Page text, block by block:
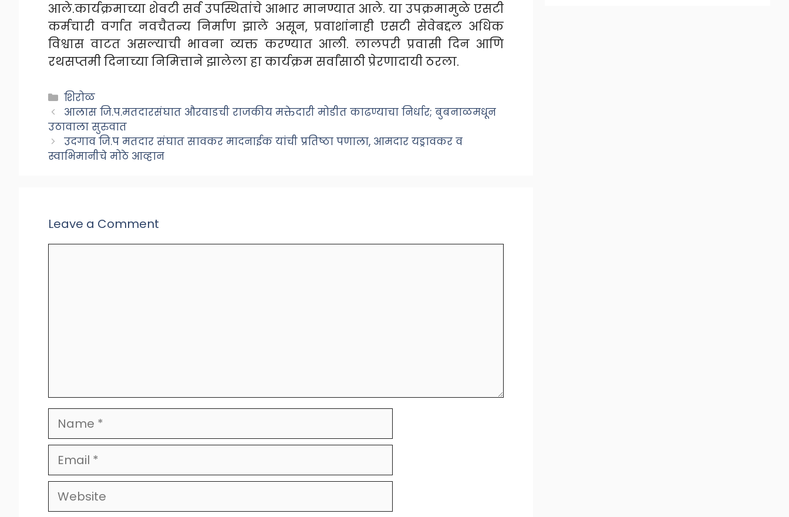
आले.कार्यक्रमाच्या शेवटी सर्व उपस्थितांचे आभार मानण्यात आले. या उपक्रमामुळे एसटी
कर्मचारी वर्गात नवचैतन्य निर्माण झाले असून, प्रवाशांनाही एसटी सेवेबद्दल अधिक
विश्वास वाटत असल्याची भावना व्यक्त करण्यात आली. लालपरी प्रवासी दिन आणि
रथसप्तमी दिनाच्या निमित्ताने झालेला हा कार्यक्रम सर्वांसाठी प्रेरणादायी ठरला.
Categories
शिरोळ
आलास जि.प.मतदारसंघात औरवाडची राजकीय मक्तेदारी मोडीत काढण्याचा निर्धार; बुबनाळमधून
उठावाला सुरुवात
उदगाव जि.प मतदार संघात सावकर मादनाईक यांची प्रतिष्ठा पणाला, आमदार यड्रावकर व
स्वाभिमानीचे मोठे आव्हान
Leave a Comment
Name
Email
Website